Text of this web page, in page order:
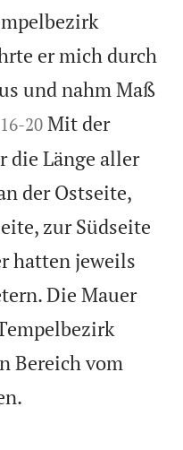
er mich durch
und nahm Maß


16-20 Mit der
die Länge aller
der Ostseite,
zur Südseite
hatten jeweils
Die Mauer
Bereich vom